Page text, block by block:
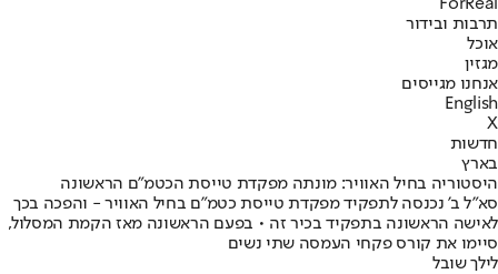
ForReal
תרבות ובידור
אוכל
מגזין
אנחנו מגייסים
English
X
חדשות
בארץ
היסטוריה בחיל האוויר: מונתה מפקדת טייסת הכטמ"ם הראשונה
סא"ל ב' נכנסה לתפקיד מפקדת טייסת כטמ״ם בחיל האוויר - והפכה בכך
לאישה הראשונה בתפקיד בכיר זה • בפעם הראשונה מאז הקמת המסלול,
סיימו את קורס פקחי העמסה שתי נשים
לילך שובל